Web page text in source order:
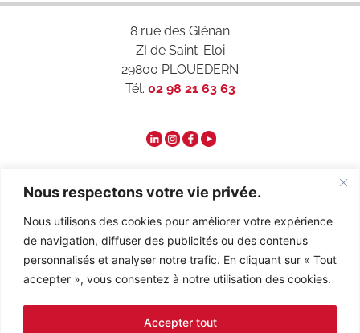
Nous respectons votre vie privée.
Nous utilisons des cookies pour améliorer votre expérience
de navigation, diffuser des publicités ou des contenus
personnalisés et analyser notre trafic. En cliquant sur « Tout
accepter », vous consentez à notre utilisation des cookies.
Accepter tout
8 rue des Glénan
ZI de Saint-Eloi
29800 PLOUEDERN
Tél. 02 98 21 63 63
Qui sommes-nous ?
Contact
Recrutement